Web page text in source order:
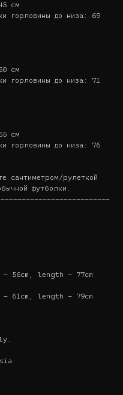
см
горловины до низа: 69
см
горловины до низа: 71
см
горловины до низа: 76
сантиметром/рулеткой
футболки.
- 56cm, length - 77cm
- 61cm, length - 79cm